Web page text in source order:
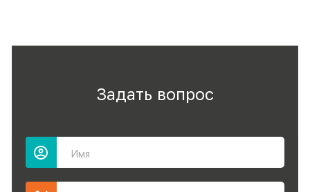
Задать вопрос
Имя